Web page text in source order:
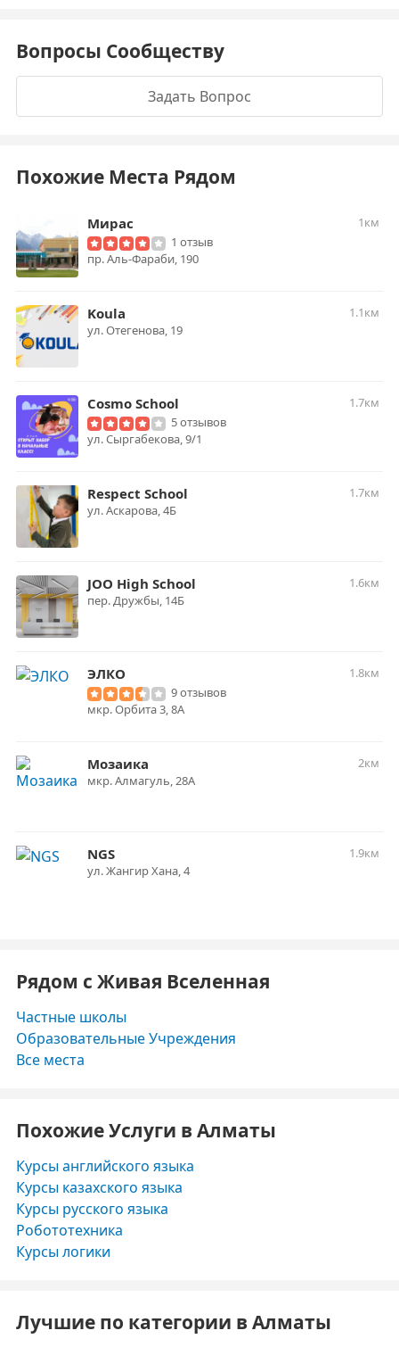
Вопросы Сообществу
Задать Вопрос
Похожие Места Рядом
Мирас
1км
1 отзыв
пр. Аль-Фараби, 190
Koula
1.1км
ул. Отегенова, 19
Cosmo School
1.7км
5 отзывов
ул. ​Сыргабекова, 9/1
Respect School
1.7км
ул. Аскарова, 4Б
JOO High School
1.6км
​пер. Дружбы, 14Б
ЭЛКО
1.8км
9 отзывов
мкр. Орбита 3, 8А
Мозаика
2км
мкр. Алмагуль, 28А
NGS
1.9км
ул. Жангир Хана, 4
Рядом с Живая Вселенная
Частные школы
Образовательные Учреждения
Все места
Похожие Услуги в Алматы
Курсы английского языка
Курсы казахского языка
Курсы русского языка
Робототехника
Курсы логики
Лучшие по категории в Алматы